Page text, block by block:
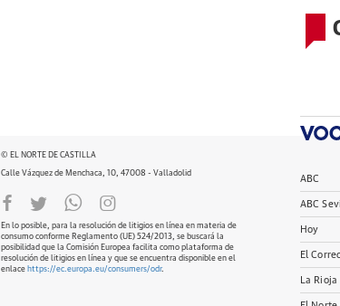
© EL NORTE DE CASTILLA
Calle Vázquez de Menchaca, 10, 47008 - Valladolid
En lo posible, para la resolución de litigios en línea en materia de
consumo conforme Reglamento (UE) 524/2013, se buscará la
posibilidad que la Comisión Europea facilita como plataforma de
resolución de litigios en línea y que se encuentra disponible en el
enlace https://ec.europa.eu/consumers/odr.
ABC
ABC
Hoy
El
La Rioja